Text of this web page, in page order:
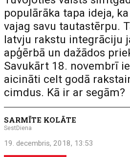
populārāka tapa ideja,
vajag savu tautastērpu.
latvju rakstu integrāciju
apģērbā un dažādos
Savukārt 18. novembrī
aicināti celt godā
cimdus. Kā ir ar segām?
SARMĪTE KOLĀTE
SestDiena
19. decembris, 2018, 13:53